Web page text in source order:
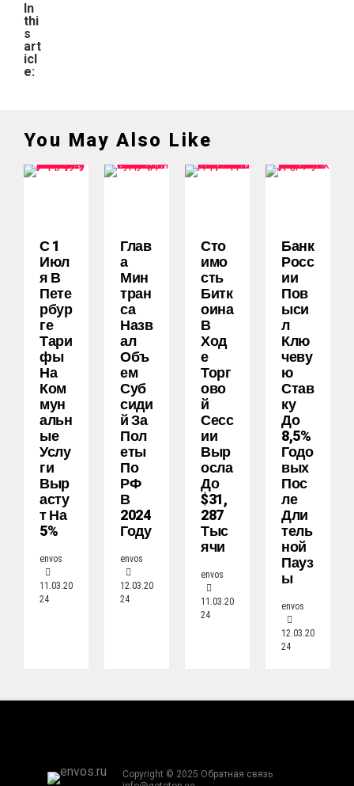
In
thi
s
art
icl
e:
You May Also Like
С 1
Июл
Я В
Пете
Рбур
Ге
Тари
Фы
На
Ком
Мун
Альн
Ые
Услу
Ги
Выр
Асту
Т На
5%
envos
11.03.20
24
Глав
А
Мин
Тран
Са
Назв
Ал
Объ
Ем
Суб
Сиди
Й За
Пол
Еты
По
РФ
В
2024
Году
envos
12.03.20
24
Сто
Имо
Сть
Битк
Оина
В
Ход
Е
Торг
Ово
Й
Сесс
Ии
Выр
Осла
До
$31,
287
Тыс
Ячи
envos
11.03.20
24
Банк
Росс
Ии
Пов
Ыси
Л
Клю
Чеву
Ю
Став
Ку
До
8,5%
Годо
Вых
Пос
Ле
Дли
Тель
Ной
Пауз
Ы
envos
12.03.20
24
Copyright © 2025 Обратная связь